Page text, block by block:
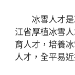
冰雪人才
江省厚植冰雪
育人才，培養
人才，全平易